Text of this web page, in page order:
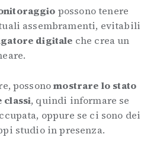
possono tenere
assembramenti, evitabili
digitale che crea un
possonomostrare lo stato
classi, quindi informare se
oppure se ci sono dei
studio in presenza.